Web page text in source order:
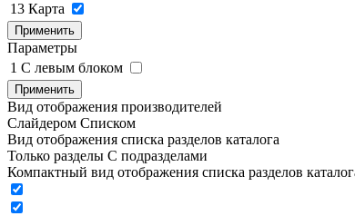
13 Карта
Применить
Параметры
1 C левым блоком
Применить
Вид отображения производителей
Слайдером Списком
Вид отображения списка разделов каталога
Только разделы С подразделами
Компактный вид отображения списка разделов